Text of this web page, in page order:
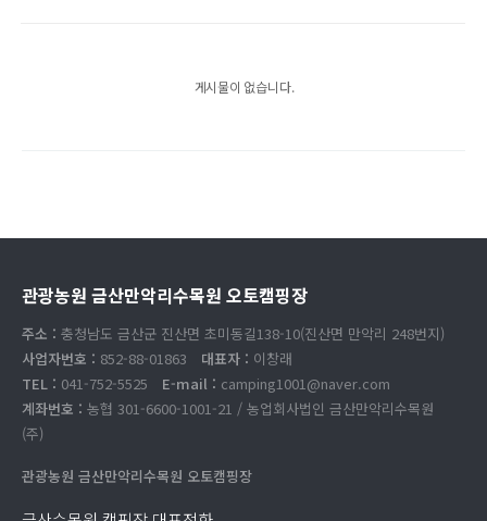
게시물이 없습니다.
관광농원 금산만악리수목원 오토캠핑장
주소 : 충청남도 금산군 진산면 초미동길138-10(진산면 만악리 248번지)
사업자번호 : 852-88-01863 대표자 : 이창래
TEL : 041-752-5525 E-mail : camping1001@naver.com
계좌번호 : 농협 301-6600-1001-21 / 농업회사법인 금산만악리수목원
(주)
관광농원 금산만악리수목원 오토캠핑장